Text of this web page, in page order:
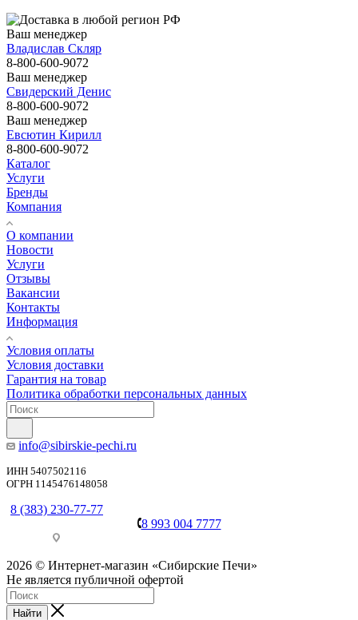
Ваш менеджер
Владислав Скляр
8-800-600-9072
Ваш менеджер
Свидерский Денис
8-800-600-9072
Ваш менеджер
Евсютин Кирилл
8-800-600-9072
Каталог
Услуги
Бренды
Компания
О компании
Новости
Услуги
Отзывы
Вакансии
Контакты
Информация
Условия оплаты
Условия доставки
Гарантия на товар
Политика обработки персональных данных
info@sibirskie-pechi.ru
ИНН 5407502116
ОГРН 1145476148058
8 (383) 230-77-77
8 993 004 7777
2026 © Интернет-магазин «Сибирские Печи»
Не является публичной офертой
Найти